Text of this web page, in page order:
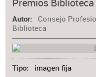
Premios
Autor
Consejo
Biblioteca
Tipo imagen fija